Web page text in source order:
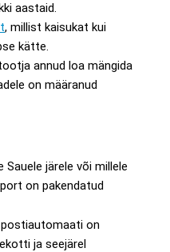
aastaid.
, millist kaisukat kui
kätte.
annud loa mängida
on määranud
järele või millele
on pakendatud
on
ja seejärel